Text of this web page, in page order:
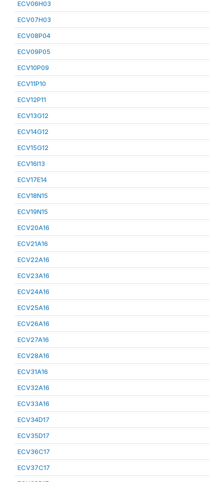
ECV06H03
ECV07H03
ECV08P04
ECV09P05
ECV10P09
ECV11P10
ECV12P11
ECV13G12
ECV14G12
ECV15G12
ECV16I13
ECV17E14
ECV18N15
ECV19N15
ECV20A16
ECV21A16
ECV22A16
ECV23A16
ECV24A16
ECV25A16
ECV26A16
ECV27A16
ECV28A16
ECV31A16
ECV32A16
ECV33A16
ECV34D17
ECV35D17
ECV36C17
ECV37C17